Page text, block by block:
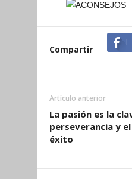
Compartir
Artículo anterior
La pasión es la
perseverancia y
éxito